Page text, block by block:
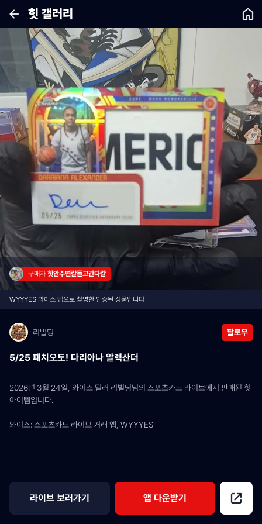
힛 갤러리
구매자 힛안주면칼들고간다칼
WYYYES 와이스 앱으로 촬영한 인증된 상품입니다
리빌딩 팔로우
5/25 패치오토! 다리아나 알렉산더
2026년 3월 24일, 와이스 딜러 리빌딩님의 스포츠카드 라이브에서 판매된 힛
아이템입니다.
와이스: 스포츠카드 라이브 거래 앱, WYYYES
라이브 보러가기 앱 다운받기